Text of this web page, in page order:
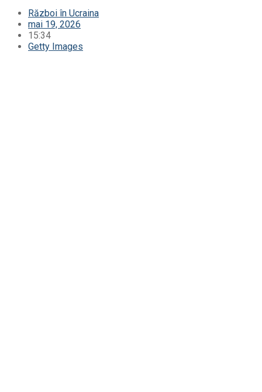
Război în Ucraina
mai 19, 2026
15:34
Getty Images